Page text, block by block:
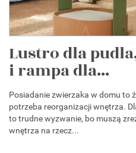
Lustro dla
i rampa dla...
Posiadanie zwierzaka w domu to
potrzeba reorganizacji wnętrza.
to trudne wyzwanie, bo muszą
wnętrza na rzecz...